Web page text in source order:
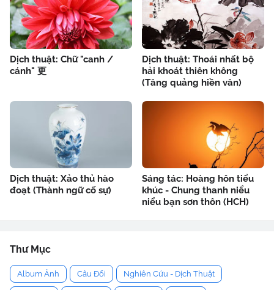
Dịch thuật: Chữ "canh /
cánh" 更
Dịch thuật: Thoái nhất bộ
hải khoát thiên không
(Tăng quảng hiền văn)
Dịch thuật: Xảo thủ hào
đoạt (Thành ngữ cố sự)
Sáng tác: Hoàng hôn tiểu
khúc - Chung thanh niểu
niểu bạn sơn thôn (HCH)
Thư Mục
Album Ảnh Câu Đối Nghiên Cứu - Dịch Thuật